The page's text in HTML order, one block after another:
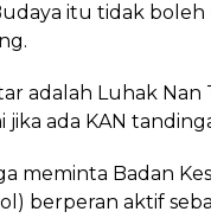
itu tidak
adalah Luhak
jika ada KAN
meminta Badan
berperan aktif